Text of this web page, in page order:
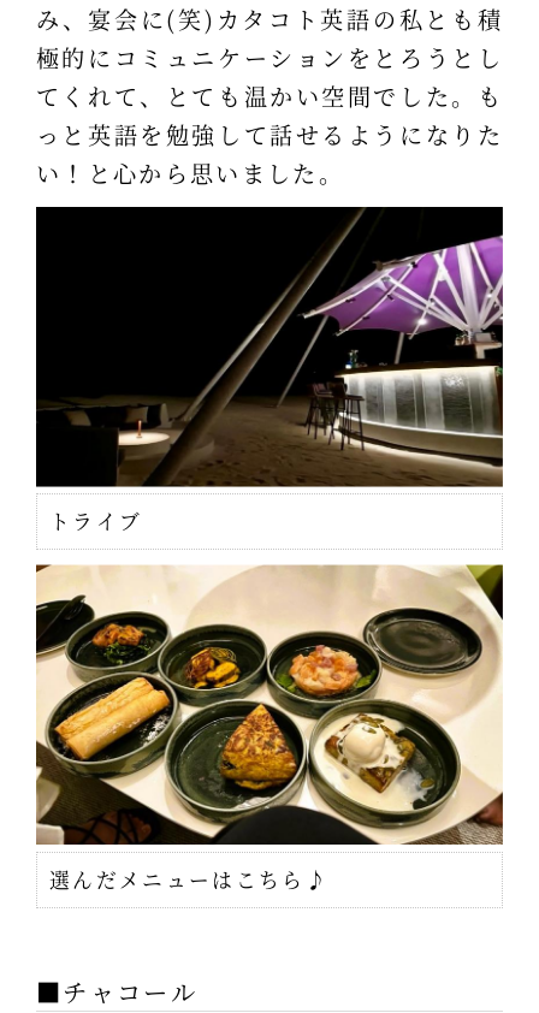
み、宴会に(笑)カタコト英語の私とも積
極的にコミュニケーションをとろうとし
てくれて、とても温かい空間でした。も
っと英語を勉強して話せるようになりた
い！と心から思いました。
トライブ
選んだメニューはこちら♪
■チャコール